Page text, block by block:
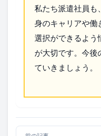
私たち派遣社員も
身のキャリアや働
選択ができるよう
が大切です。今後
ていきましょう。